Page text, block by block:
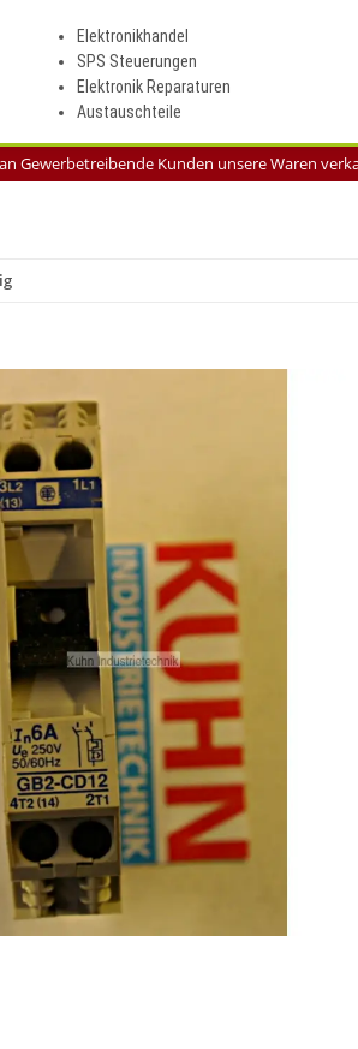
Elektronikhandel
SPS Steuerungen
Elektronik Reparaturen
Austauschteile
Gewerbetreibende Kunden unsere Waren